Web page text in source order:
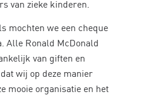
van zieke kinderen.
mochten we een cheque
Alle Ronald McDonald
van giften en
wij op deze manier
mooie organisatie en het